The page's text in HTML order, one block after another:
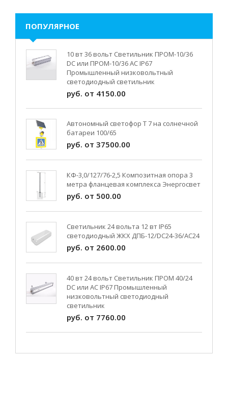
ПОПУЛЯРНОЕ
10 вт 36 вольт Светильник ПРОМ-10/36
DC или ПРОМ-10/36 AC IP67
Промышленный низковольтный
светодиодный светильник
руб. от 4150.00
Автономный светофор Т 7 на солнечной
батареи 100/65
руб. от 37500.00
КФ-3,0/127/76-2,5 Композитная опора 3
метра фланцевая комплекса Энергосвет
руб. от 500.00
Светильник 24 вольта 12 вт IP65
светодиодный ЖКХ ДПБ-12/DC24-36/АС24
руб. от 2600.00
40 вт 24 вольт Светильник ПРОМ 40/24
DC или AC IP67 Промышленный
низковольтный светодиодный
светильник
руб. от 7760.00